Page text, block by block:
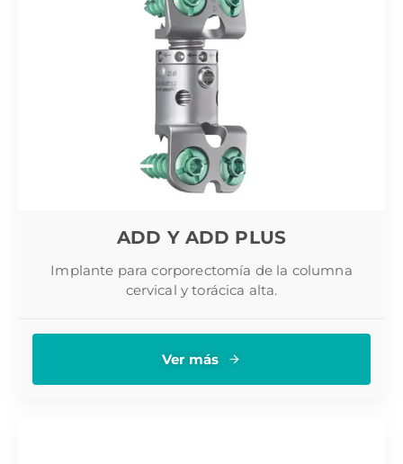
ADD Y ADD PLUS
Implante para corporectomía de la columna
cervical y torácica alta.
Ver más